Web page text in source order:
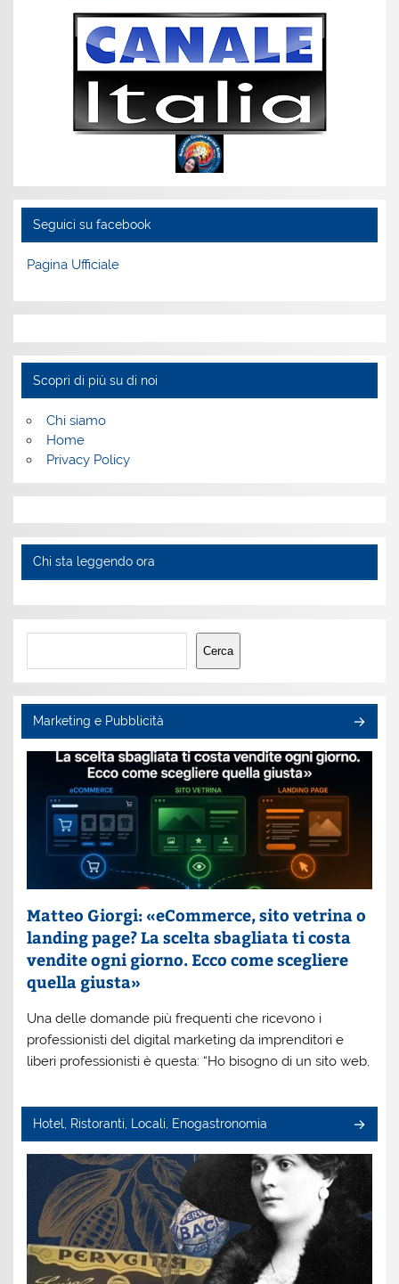
Seguici su facebook
Pagina Ufficiale
Scopri di più su di noi
Chi siamo
Home
Privacy Policy
Chi sta leggendo ora
Cerca
Cerca
Marketing e Pubblicità
Matteo Giorgi: «eCommerce, sito vetrina o
landing page? La scelta sbagliata ti costa
vendite ogni giorno. Ecco come scegliere
quella giusta»
Una delle domande più frequenti che ricevono i
professionisti del digital marketing da imprenditori e
liberi professionisti è questa: “Ho bisogno di un sito web,
Hotel, Ristoranti, Locali, Enogastronomia